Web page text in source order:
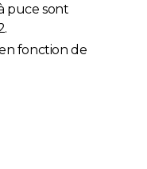
puce sont
fonction de